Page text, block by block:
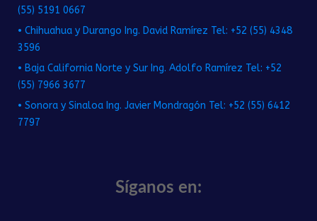
(55) 5191 0667
• Chihuahua y Durango Ing. David Ramírez Tel: +52 (55) 4348
3596
• Baja California Norte y Sur Ing. Adolfo Ramírez Tel: +52
(55) 7966 3677
• Sonora y Sinaloa Ing. Javier Mondragón Tel: +52 (55) 6412
7797
Síganos en: